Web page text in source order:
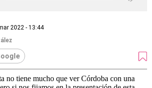
2022 - 13:44
no tiene mucho que ver Córdoba con una